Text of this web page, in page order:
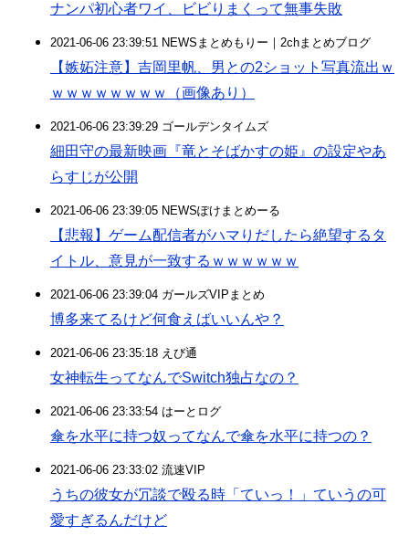
ナンパ初心者ワイ、ビビりまくって無事失敗
2021-06-06 23:39:51 NEWSまとめもりー｜2chまとめブログ
【嫉妬注意】吉岡里帆、男との2ショット写真流出ｗ
ｗｗｗｗｗｗｗｗ（画像あり）
2021-06-06 23:39:29 ゴールデンタイムズ
細田守の最新映画『竜とそばかすの姫』の設定やあ
らすじが公開
2021-06-06 23:39:05 NEWSぽけまとめーる
【悲報】ゲーム配信者がハマりだしたら絶望するタ
イトル、意見が一致するｗｗｗｗｗｗ
2021-06-06 23:39:04 ガールズVIPまとめ
博多来てるけど何食えばいいんや？
2021-06-06 23:35:18 えび通
女神転生ってなんでSwitch独占なの？
2021-06-06 23:33:54 はーとログ
傘を水平に持つ奴ってなんで傘を水平に持つの？
2021-06-06 23:33:02 流速VIP
うちの彼女が冗談で殴る時「ていっ！」ていうの可
愛すぎるんだけど